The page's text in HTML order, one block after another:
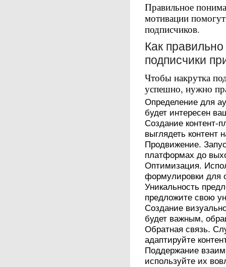
Правильное
мотивации
подписчиков.
Как
подписчики
Чтобы накрутка
успешно, нужно
Определение для
будет интересен
Создание контент-
выглядеть
Продвижение.
платформах до
Оптимизация.
формулировки для
Уникальность
предложите свою
Создание
будет важным,
Обратная связь.
адаптируйте
Поддержание
используйте их